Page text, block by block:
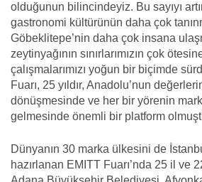
olduğunun bilincindeyiz. Bu sayıyı
gastronomi kültürünün daha çok
Göbeklitepe’nin daha çok insana
zeytinyağının sınırlarımızın çok
çalışmalarımızı yoğun bir biçimde
Fuarı, 25 yıldır, Anadolu’nun
dönüşmesinde ve her bir yörenin
gelmesinde önemli bir platform
Dünyanın 30 marka ülkesini de
hazırlanan EMITT Fuarı’nda 25 il ve